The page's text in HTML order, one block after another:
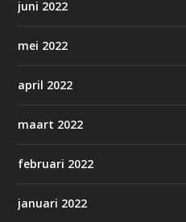
juni 2022
mei 2022
april 2022
maart 2022
februari 2022
januari 2022